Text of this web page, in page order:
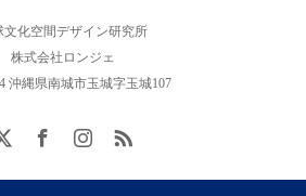
文化空間デザイン研究所
株式会社ロンジェ
沖縄県南城市玉城字玉城107